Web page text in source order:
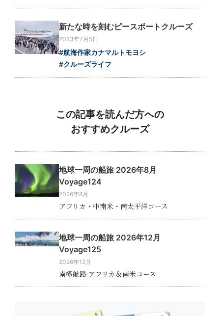
新たな時を刻むピースボートクルーズ
2023年7月5日
#航海作家カナマルトモヨシ
#クルーズライフ
この記事を読んだ方への
おすすめクルーズ
地球一周の船旅 2026年8月
Voyage124
2026年8月
アフリカ・中南米・南太平洋コース
地球一周の船旅 2026年12月
Voyage125
2026年12月
南極航路 アフリカ＆南米コース